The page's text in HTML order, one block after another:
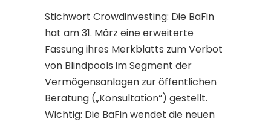
Stichwort Crowdinvesting: Die BaFin
hat am 31. März eine erweiterte
Fassung ihres Merkblatts zum Verbot
von Blindpools im Segment der
Vermögensanlagen zur öffentlichen
Beratung („Konsultation“) gestellt.
Wichtig: Die BaFin wendet die neuen